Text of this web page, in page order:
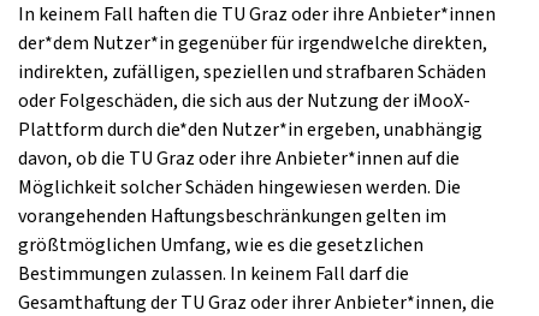
In keinem Fall haften die TU Graz oder ihre Anbieter*innen
der*dem Nutzer*in gegenüber für irgendwelche direkten,
indirekten, zufälligen, speziellen und strafbaren Schäden
oder Folgeschäden, die sich aus der Nutzung der iMooX-
Plattform durch die*den Nutzer*in ergeben, unabhängig
davon, ob die TU Graz oder ihre Anbieter*innen auf die
Möglichkeit solcher Schäden hingewiesen werden. Die
vorangehenden Haftungsbeschränkungen gelten im
größtmöglichen Umfang, wie es die gesetzlichen
Bestimmungen zulassen. In keinem Fall darf die
Gesamthaftung der TU Graz oder ihrer Anbieter*innen, die